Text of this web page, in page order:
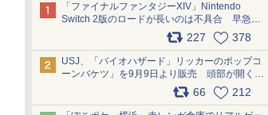
「ファイナルファンタジーXIV」Nintendo
Switch 2版のロードが長いのは不具合 早急に
アップデートできるよう対応中227 378
USJ、「バイオハザード」リッカーのポップコ
ーンバケツ」を9月9日より販売 頭部が開く仕
組み。味は恐怖を堪のう「味噌フレーバー」
66 212